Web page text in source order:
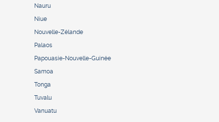
Nauru
Niue
Nouvelle-Zélande
Palaos
Papouasie-Nouvelle-Guinée
Samoa
Tonga
Tuvalu
Vanuatu